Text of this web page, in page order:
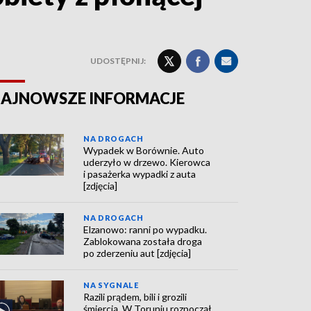
UDOSTĘPNIJ:
INFORMACJE
NA DROGACH
Wypadek w Borównie. Auto
uderzyło w drzewo. Kierowca
i pasażerka wypadki z auta
[zdjęcia]
NA DROGACH
Elzanowo: ranni po wypadku.
Zablokowana została droga
po zderzeniu aut [zdjęcia]
NA SYGNALE
Razili prądem, bili i grozili
śmiercią. W Toruniu rozpoczął